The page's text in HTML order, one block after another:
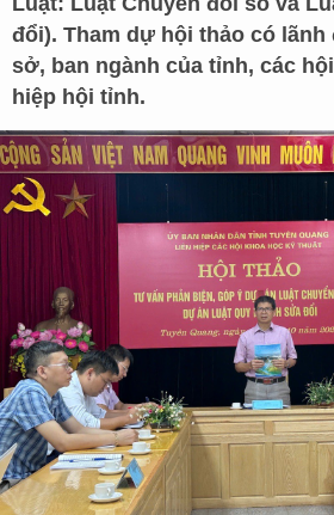
đổi). Tham dự hội thảo có lãnh
sở, ban ngành của tỉnh, các
hiệp hội tỉnh.